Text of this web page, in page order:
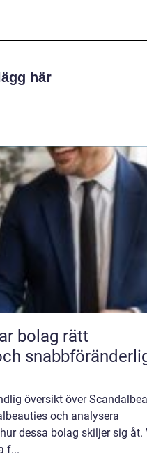
här
översikt över
och analysera
dessa bolag skiljer sig åt.
f...